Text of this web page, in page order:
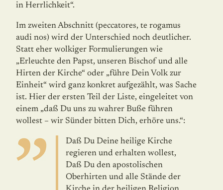
in Herrlichkeit“.
Im zweiten Abschnitt (peccatores, te rogamus
audi nos) wird der Unterschied noch deutlicher.
Statt eher wolkiger Formulierungen wie
„Erleuchte den Papst, unseren Bischof und alle
Hirten der Kirche“ oder „führe Dein Volk zur
Einheit“ wird ganz konkret aufgezählt, was Sache
ist. Hier der ersten Teil der Liste, eingeleitet von
einem „daß Du uns zu wahrer Buße führen
wollest – wir Sünder bitten Dich, erhöre uns.“:
Daß Du Deine heilige Kirche
regieren und erhalten wollest,
Daß Du den apostolischen
Oberhirten und alle Stände der